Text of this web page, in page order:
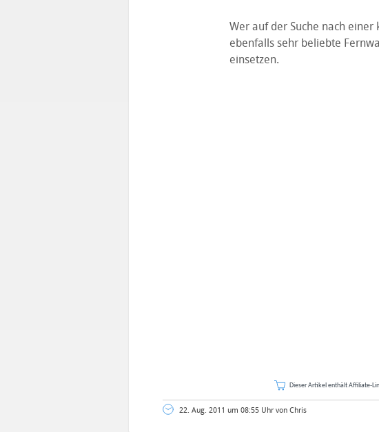
Wer auf der Suche nach
ebenfalls sehr beliebte
einsetzen.
Dieser Artikel enthält Affiliate-
22. Aug. 2011 um 08:55 Uhr von Chris